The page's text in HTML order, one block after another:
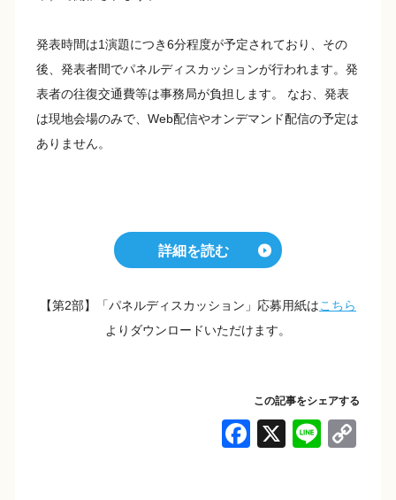
発表時間は1演題につき6分程度が予定されており、その
後、発表者間でパネルディスカッションが行われます。発
表者の往復交通費等は事務局が負担します。 なお、発表
は現地会場のみで、Web配信やオンデマンド配信の予定は
ありません。
詳細を読む
【第2部】「パネルディスカッション」応募用紙はこちら
よりダウンロードいただけます。
この記事をシェアする
F X Li